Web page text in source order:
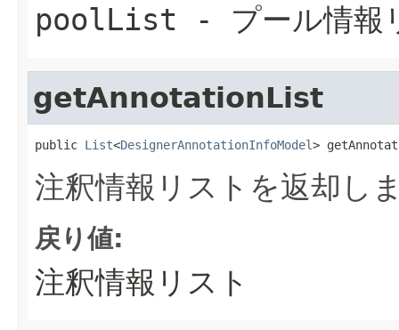
poolList - プール情報
getAnnotationList
public List<DesignerAnnotationInfoModel>
注釈情報リストを返却し
戻り値:
注釈情報リスト